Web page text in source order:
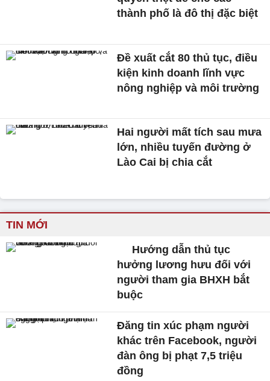
thành phố là đô thị đặc biệt
Đề xuất cắt 80 thủ tục, điều
kiện kinh doanh lĩnh vực
nông nghiệp và môi trường
Hai người mất tích sau mưa
lớn, nhiều tuyến đường ở
Lào Cai bị chia cắt
TIN MỚI
Hướng dẫn thủ tục
hưởng lương hưu đối với
người tham gia BHXH bắt
buộc
Đăng tin xúc phạm người
khác trên Facebook, người
đàn ông bị phạt 7,5 triệu
đồng